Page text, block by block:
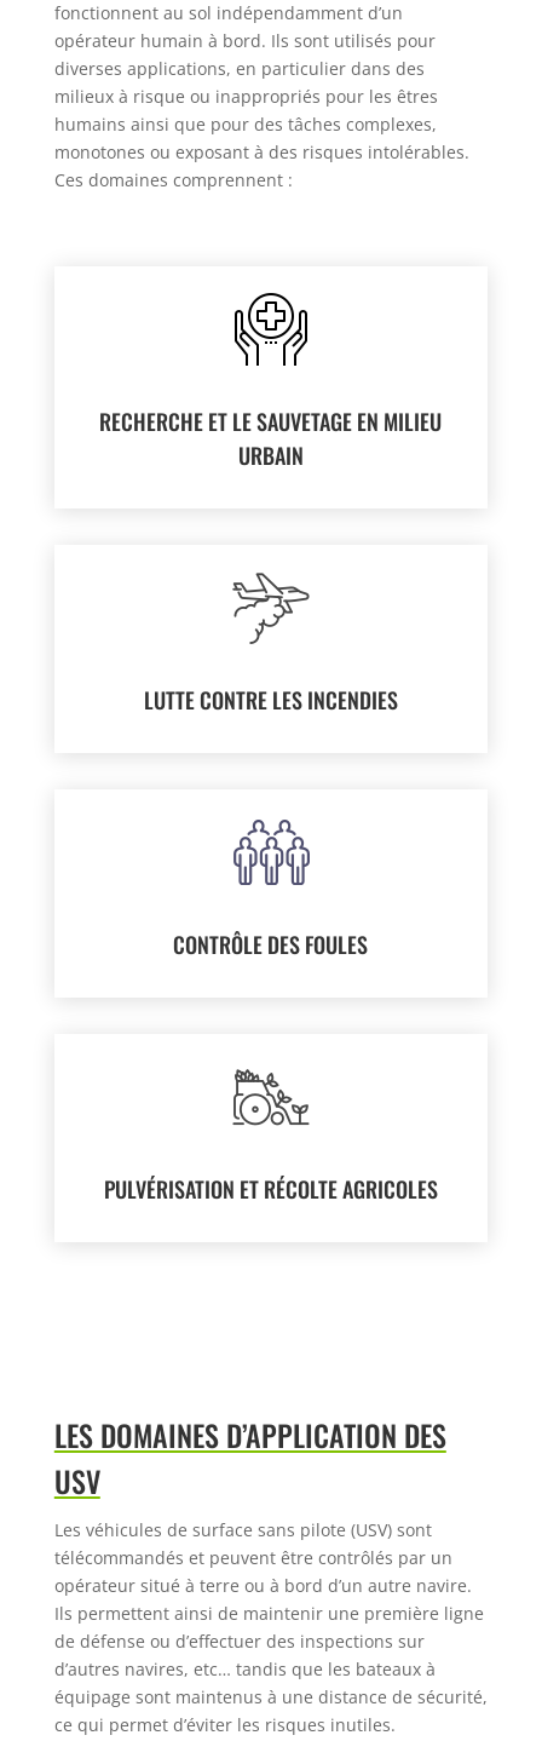
fonctionnent au sol indépendamment d’un
opérateur humain à bord. Ils sont utilisés pour
diverses applications, en particulier dans des
milieux à risque ou inappropriés pour les êtres
humains ainsi que pour des tâches complexes,
monotones ou exposant à des risques intolérables.
Ces domaines comprennent :
RECHERCHE ET LE SAUVETAGE EN MILIEU
URBAIN
LUTTE CONTRE LES INCENDIES
CONTRÔLE DES FOULES
PULVÉRISATION ET RÉCOLTE AGRICOLES
LES DOMAINES D’APPLICATION DES
USV
Les véhicules de surface sans pilote (USV) sont
télécommandés et peuvent être contrôlés par un
opérateur situé à terre ou à bord d’un autre navire.
Ils permettent ainsi de maintenir une première ligne
de défense ou d’effectuer des inspections sur
d’autres navires, etc… tandis que les bateaux à
équipage sont maintenus à une distance de sécurité,
ce qui permet d’éviter les risques inutiles.